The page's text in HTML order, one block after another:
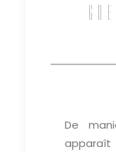
De
apparaît